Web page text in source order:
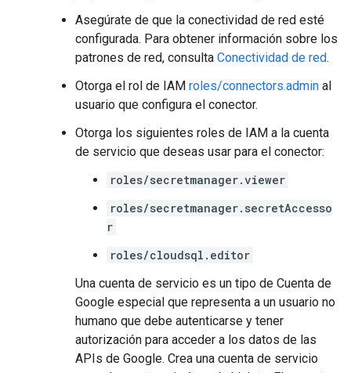
Asegúrate de que la conectividad de red esté
configurada. Para obtener información sobre los
patrones de red, consulta Conectividad de red.
Otorga el rol de IAM roles/connectors.admin al
usuario que configura el conector.
Otorga los siguientes roles de IAM a la cuenta
de servicio que deseas usar para el conector:
roles/secretmanager.viewer
roles/secretmanager.secretAccesso
r
roles/cloudsql.editor
Una cuenta de servicio es un tipo de Cuenta de
Google especial que representa a un usuario no
humano que debe autenticarse y tener
autorización para acceder a los datos de las
APIs de Google. Crea una cuenta de servicio